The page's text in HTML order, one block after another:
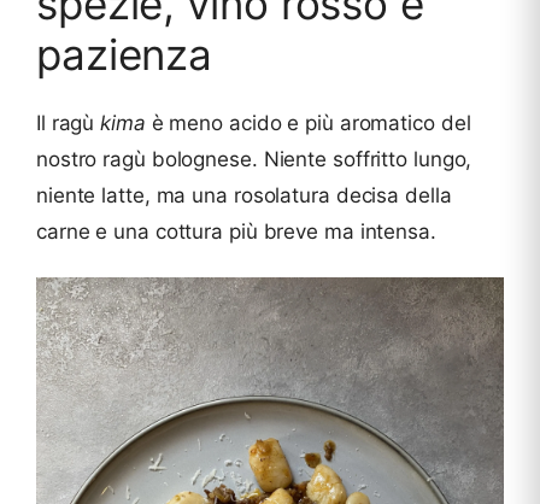
pazienza
Il ragùkima è meno acido e più aromatico del
nostro ragù bolognese. Niente soffritto lungo,
niente latte, ma una rosolatura decisa della
carne e una cottura più breve ma intensa.